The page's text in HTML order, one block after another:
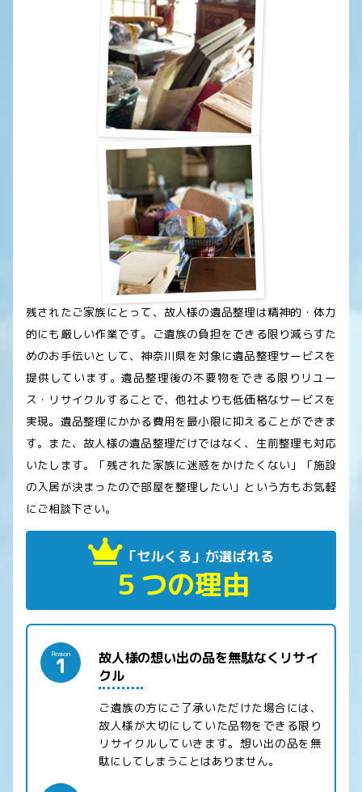
残されたご家族にとって、故人様の遺品整理は精神的・体力
的にも厳しい作業です。ご遺族の負担をできる限り減らすた
めのお手伝いとして、神奈川県を対象に遺品整理サービスを
提供しています。遺品整理後の不要物をできる限りリユー
ス・リサイクルすることで、他社よりも低価格なサービスを
実現。遺品整理にかかる費用を最小限に抑えることができま
す。また、故人様の遺品整理だけではなく、生前整理も対応
いたします。「残された家族に迷惑をかけたくない」「施設
の入居が決まったので部屋を整理したい」という方もお気軽
にご相談下さい。
「セルくる」が選ばれる
５つの理由
故人様の想い出の品を無駄なくリサイ
クル
ご遺族の方にご了承いただけた場合には、
故人様が大切にしていた品物をできる限り
リサイクルしていきます。想い出の品を無
駄にしてしまうことはありません。
Reason
1